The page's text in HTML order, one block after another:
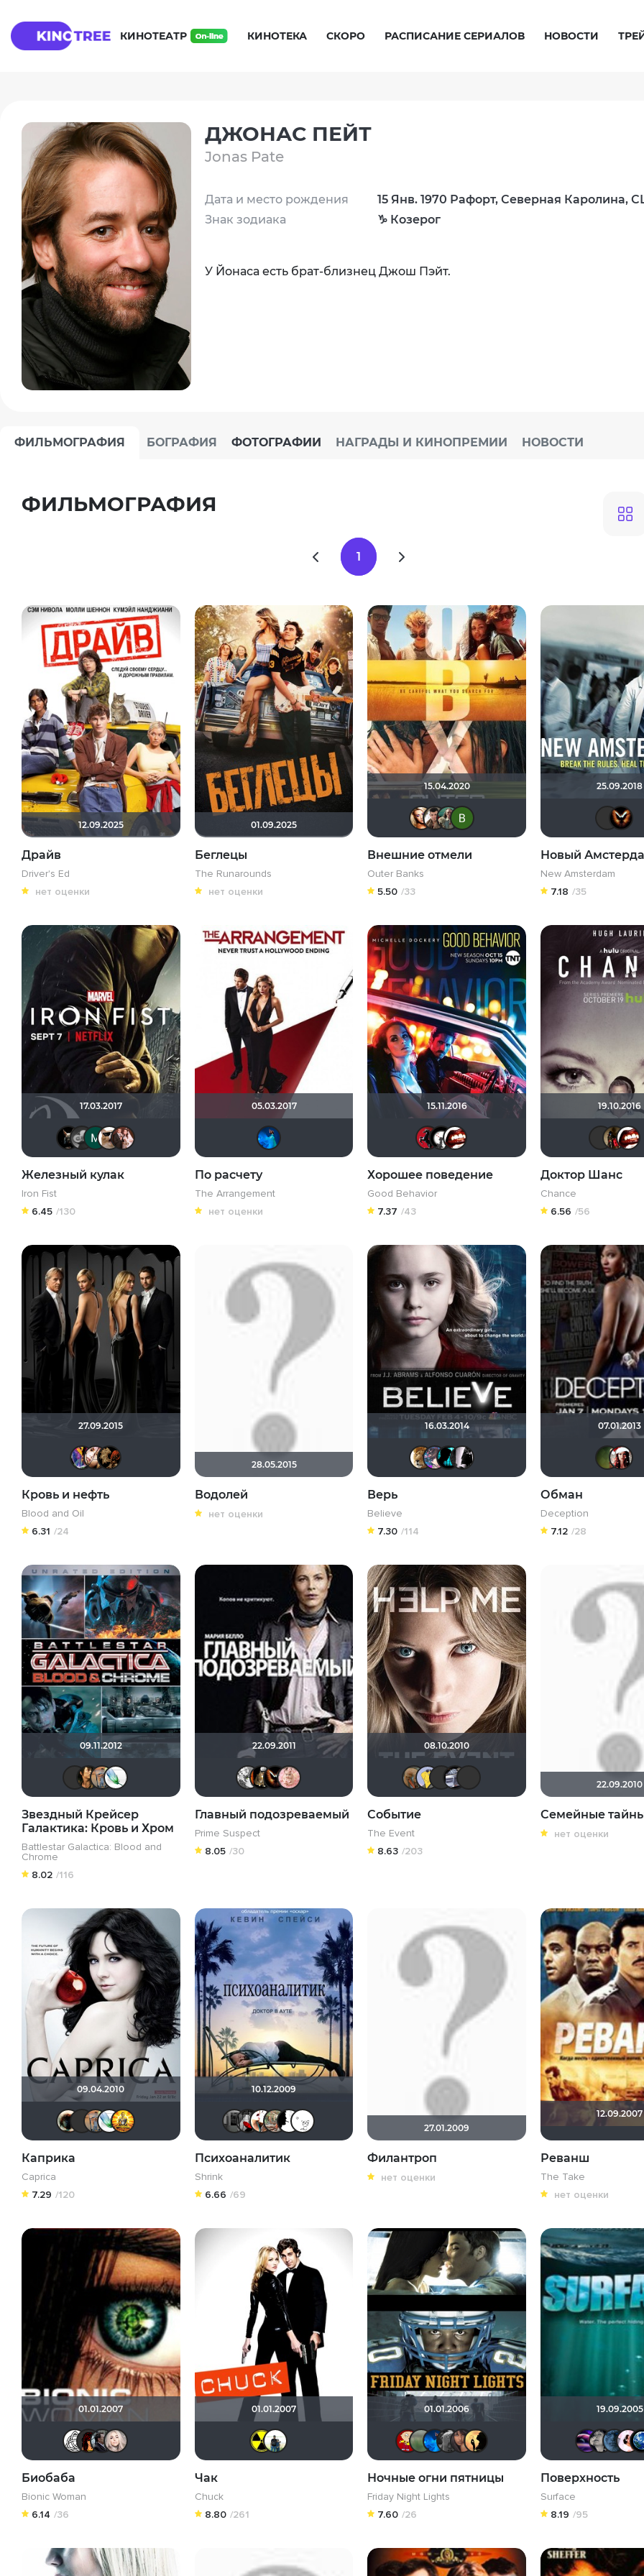
КИНОТЕАТР КИНОТЕКА СКОРО РАСПИСАНИЕ СЕРИАЛОВ НОВОСТИ
ДЖОНАС ПЕЙТ
Jonas Pate
Дата и место рождения
Знак зодиака
15 Янв. 1970 Рафорт, Северная Каролина,
♑ Козерог
У Йонаса есть брат-близнец Джош Пэйт.
ФИЛЬМОГРАФИЯ БОГРАФИЯ ФОТОГРАФИИ НАГРАДЫ И КИНОПРЕМИИ НОВОСТИ
ФИЛЬМОГРАФИЯ
1
12.09.2025
Драйв
Driver's Ed
нет оценки
01.09.2025
Беглецы
The Runarounds
нет оценки
15.04.2020
Виктория
Внешние отмели
Outer Banks
5.50 /33
25.09.2018
Новый
New Amsterdam
7.18 /35
17.03.2017
loki86
Железный кулак
Iron Fist
6.45 /130
05.03.2017
По расчету
The Arrangement
нет оценки
15.11.2016
999Катерина999
Хорошее поведение
Good Behavior
7.37 /43
19.10.2016
Доктор Шанс
Chance
6.56 /56
27.09.2015
Liprewas
lena 1981
Кровь и нефть
Blood and Oil
6.31 /24
28.05.2015
Водолей
нет оценки
16.03.2014
Верь
Believe
7.30 /114
07.01.2013
Обман
Deception
7.12 /28
09.11.2012
Звездный Крейсер
Галактика: Кровь и Хром
Battlestar Galactica: Blood and
Chrome
8.02 /116
22.09.2011
АлександрVRSHV
stasay2003
Главный подозреваемый
Prime Suspect
8.05 /30
08.10.2010
Pleonazm
Mr Peanutbutter
Helena♡
iv.mskMacellaio
Событие
The Event
8.63 /203
22.09.2010
Семейные
нет оценки
09.04.2010
Haotik :) да прибудет Свет !
Каприка
Caprica
7.29 /120
10.12.2009
Чехонте
Мышь Белая
kotikmur4ik
ArtiRush
DONENS
Deviane
Психоаналитик
Shrink
6.66 /69
27.01.2009
Филантроп
нет оценки
12.09.2007
Реванш
The Take
нет оценки
01.01.2007
Биобаба
Bionic Woman
6.14 /36
01.01.2007
Чак
Chuck
8.80 /261
01.01.2006
Makcimka
AGENT Алекс@ндра777
nadenka raduga
Lelya1907
Ночные огни пятницы
Friday Night Lights
7.60 /26
19.09.2005
Поверхность
Surface
8.19 /95